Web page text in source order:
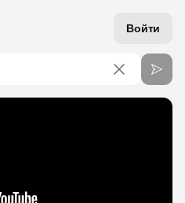
Войти